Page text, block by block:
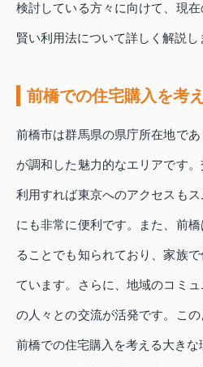
検討している方々に向けて、現
賢い利用法について詳しく解説し
前橋での住宅購入を考
前橋市は群馬県の県庁所在地で
が調和した魅力的なエリアです
利用すれば東京へのアクセスも
にも非常に便利です。また、前
ることでも知られており、家族
ています。さらに、地域のコミ
の人々との交流が活発です。この
前橋での住宅購入を考える大きな